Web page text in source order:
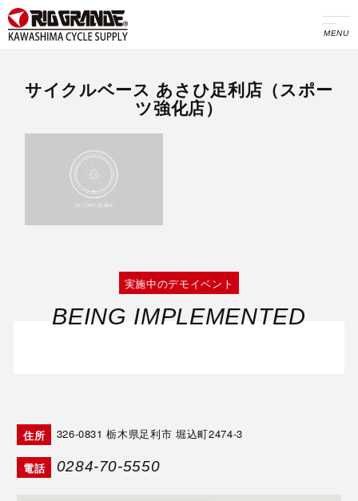
MENU
サイクルベース あさひ足利店（スポー
ツ強化店）
実施中のデモイベント
BEING IMPLEMENTED
住所 326-0831栃木県足利市 堀込町2474-3
電話 0284-70-5550